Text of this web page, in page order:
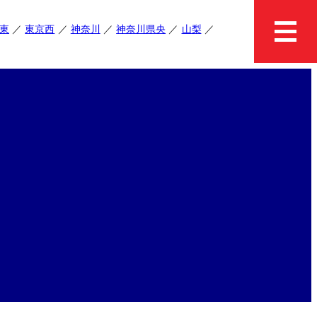
東京西 神奈川 神奈川県央 山梨